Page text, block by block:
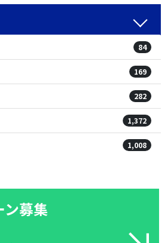
84
169
282
1,372
1,008
ン募集